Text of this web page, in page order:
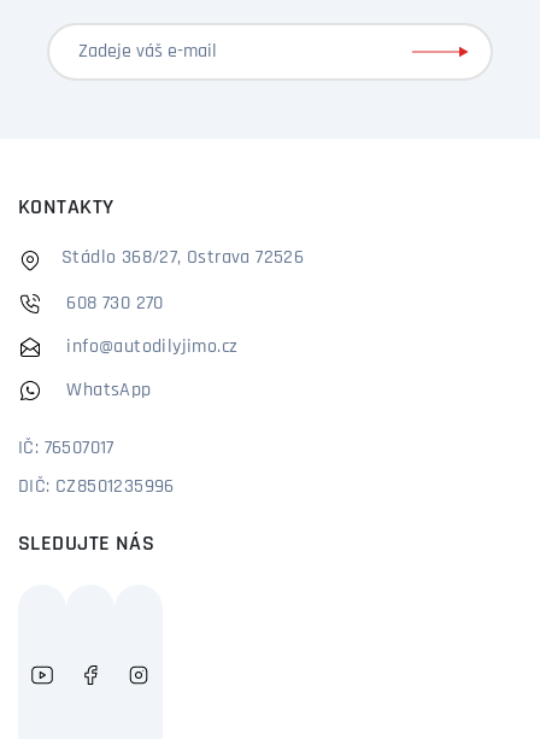
KONTAKTY
Stádlo 368/27, Ostrava 72526
608 730 270
info@autodilyjimo.cz
WhatsApp
IČ: 76507017
DIČ: CZ8501235996
SLEDUJTE NÁS